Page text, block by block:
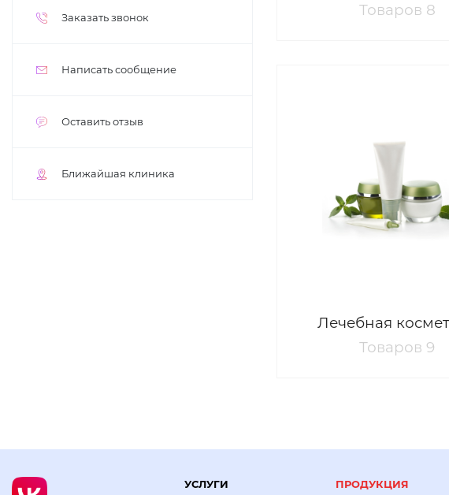
Заказать звонок
Написать сообщение
Оставить отзыв
Ближайшая клиника
Товаров 8
Лечебная
Товаров 9
УСЛУГИ ПРОДУКЦИЯ